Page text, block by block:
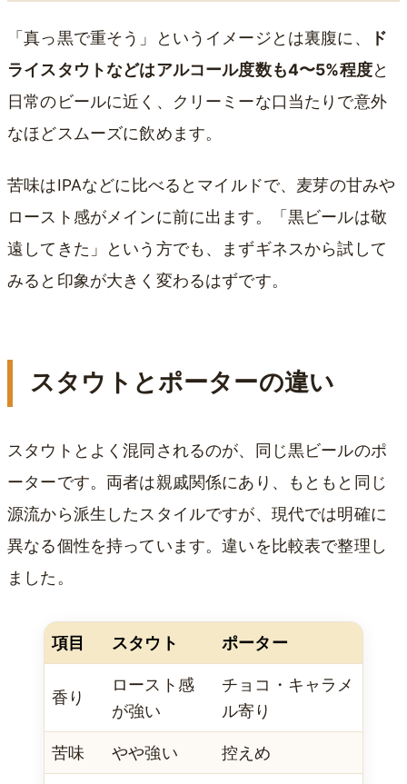
「真っ黒で重そう」というイメージとは裏腹に、
ド
ライスタウトなどはアルコール度数も4〜5%程度と
日常のビールに近く、クリーミーな口当たりで意外
なほどスムーズに飲めます。
苦味はIPAなどに比べるとマイルドで、麦芽の甘みや
ロースト感がメインに前に出ます。「黒ビールは敬
遠してきた」という方でも、まずギネスから試して
みると印象が大きく変わるはずです。
スタウトとポーターの違い
スタウトとよく混同されるのが、同じ黒ビールのポ
ーターです。両者は親戚関係にあり、もともと同じ
源流から派生したスタイルですが、現代では明確に
異なる個性を持っています。違いを比較表で整理し
ました。
項目 スタウト ポーター
香り
ロースト感
が強い
チョコ・キャラメ
ル寄り
苦味 やや強い 控えめ